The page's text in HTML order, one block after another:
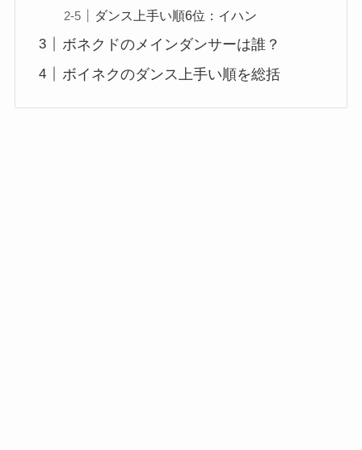
ダンス上手い順6位：イハン
ボネクドのメインダンサーは誰？
ボイネクのダンス上手い順を総括